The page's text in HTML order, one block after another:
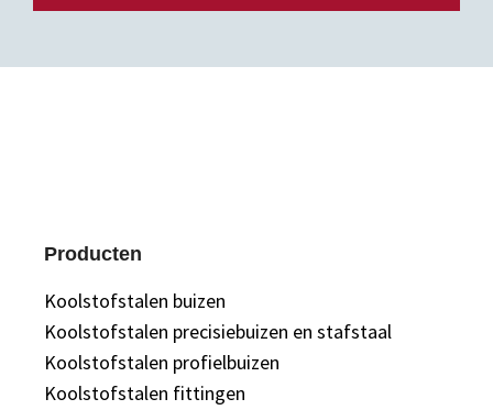
Producten
Koolstofstalen buizen
Koolstofstalen precisiebuizen en stafstaal
Koolstofstalen profielbuizen
Koolstofstalen fittingen